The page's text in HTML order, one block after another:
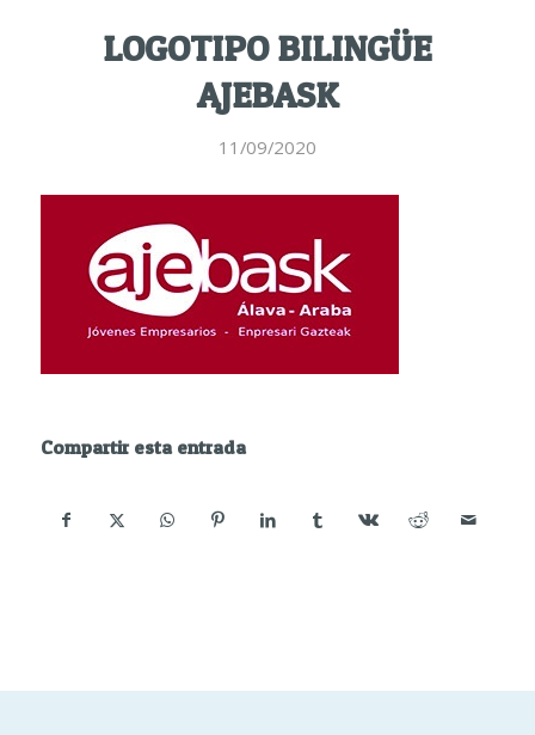
LOGOTIPO BILINGÜE
AJEBASK
11/09/2020
Compartir esta entrada